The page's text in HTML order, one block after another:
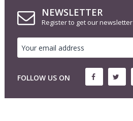
NEWSLETTER
Register to get our newsletter
FOLLOW US ON